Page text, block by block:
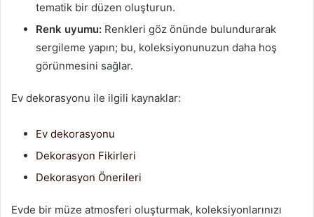
tematik bir düzen oluşturun.
Renk uyumu: Renkleri göz önünde bulundurarak
sergileme yapın; bu, koleksiyonunuzun daha hoş
görünmesini sağlar.
Ev dekorasyonu ile ilgili kaynaklar:
Ev dekorasyonu
Dekorasyon Fikirleri
Dekorasyon Önerileri
Evde bir müze atmosferi oluşturmak, koleksiyonlarınızı